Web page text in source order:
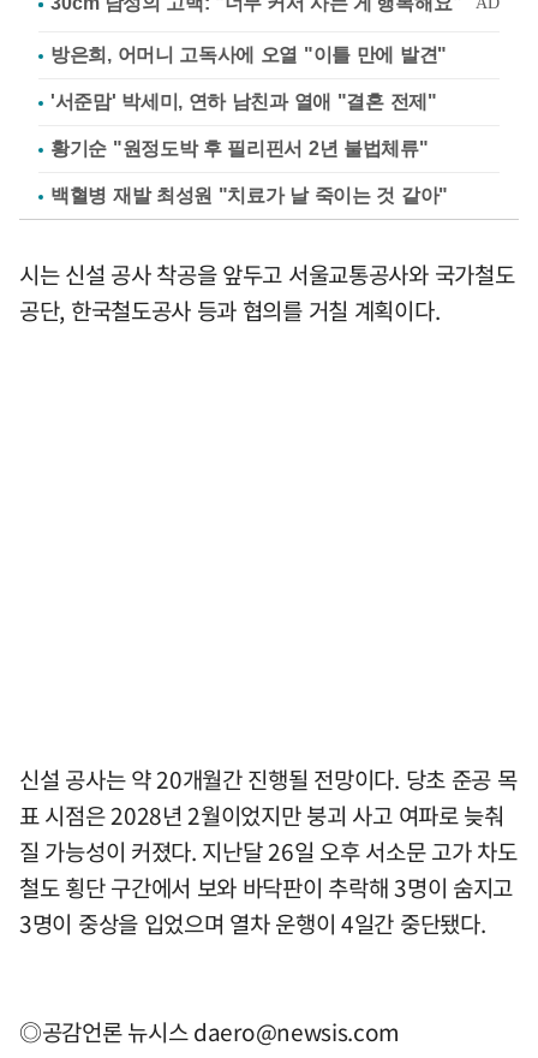
방은희, 어머니 고독사에 오열 "이틀 만에 발견"
'서준맘' 박세미, 연하 남친과 열애 "결혼 전제"
황기순 "원정도박 후 필리핀서 2년 불법체류"
백혈병 재발 최성원 "치료가 날 죽이는 것 같아"
시는 신설 공사 착공을 앞두고 서울교통공사와 국가철도
공단, 한국철도공사 등과 협의를 거칠 계획이다.
신설 공사는 약 20개월간 진행될 전망이다. 당초 준공 목
표 시점은 2028년 2월이었지만 붕괴 사고 여파로 늦춰
질 가능성이 커졌다. 지난달 26일 오후 서소문 고가 차도
철도 횡단 구간에서 보와 바닥판이 추락해 3명이 숨지고
3명이 중상을 입었으며 열차 운행이 4일간 중단됐다.
◎공감언론 뉴시스daero@newsis.com